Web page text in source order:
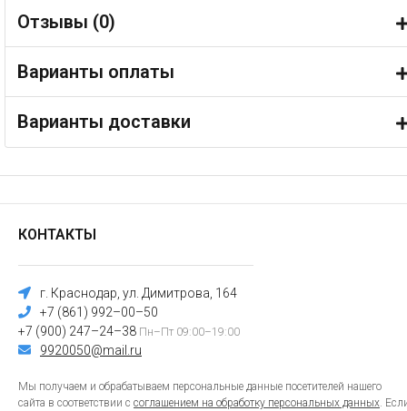
Отзывы (0)
Варианты оплаты
Варианты доставки
КОНТАКТЫ
г. Краснодар, ул. Димитрова, 164
+7 (861) 992–00–50
+7 (900) 247–24–38 Пн–Пт 09:00–19:00
9920050@mail.ru
Мы получаем и обрабатываем персональные данные посетителей нашего
сайта в соответствии с соглашением на обработку персональных данных.